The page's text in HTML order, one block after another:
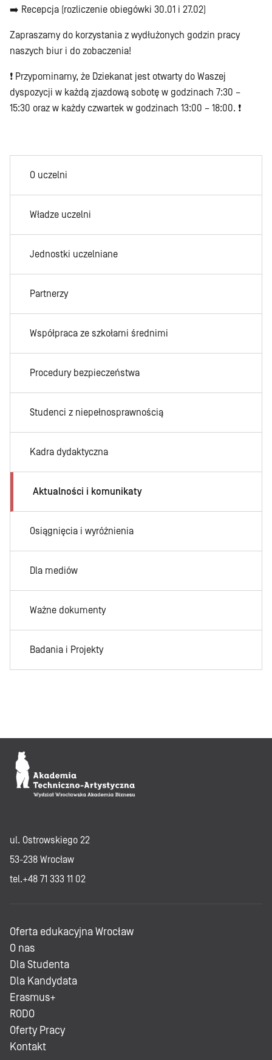
➡️ Recepcja (rozliczenie obiegówki 30.01 i 27.02)
Zapraszamy do korzystania z wydłużonych godzin pracy
naszych biur i do zobaczenia!
❗ Przypominamy, że Dziekanat jest otwarty do Waszej
dyspozycji w każdą zjazdową sobotę w godzinach 7:30 –
15:30 oraz w każdy czwartek w godzinach 13:00 – 18:00. ❗
O uczelni
Władze uczelni
Jednostki uczelniane
Partnerzy
Współpraca ze szkołami średnimi
Procedury bezpieczeństwa
Studenci z niepełnosprawnością
Kadra dydaktyczna
Aktualności i komunikaty
Osiągnięcia i wyróżnienia
Dla mediów
Ważne dokumenty
Badania i Projekty
ul. Ostrowskiego 22
53-238 Wrocław
tel.+48 71 333 11 02
Oferta edukacyjna Wrocław
O nas
Dla Studenta
Dla Kandydata
Erasmus+
RODO
Oferty Pracy
Kontakt